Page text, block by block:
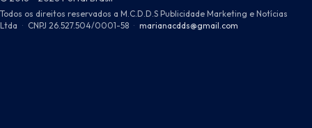
Todos os direitos reservados a M.C.D.D.S Publicidade Marketing e Notícias
Ltda · CNPJ 26.527.504/0001-58 · marianacdds@gmail.com